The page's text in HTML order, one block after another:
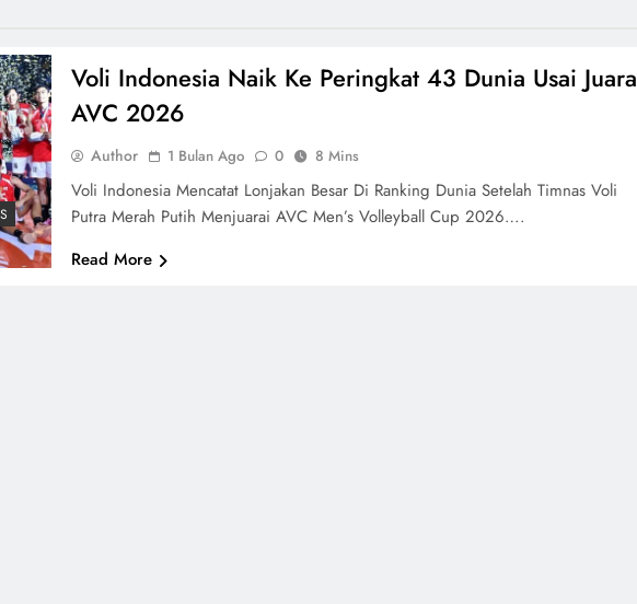
Voli Indonesia Naik Ke Peringkat 43 Dunia Usai Juara
AVC 2026
Author 1 Bulan Ago 0 8 Mins
Voli Indonesia Mencatat Lonjakan Besar Di Ranking Dunia Setelah Timnas Voli
Putra Merah Putih Menjuarai AVC Men’s Volleyball Cup 2026….
Read More